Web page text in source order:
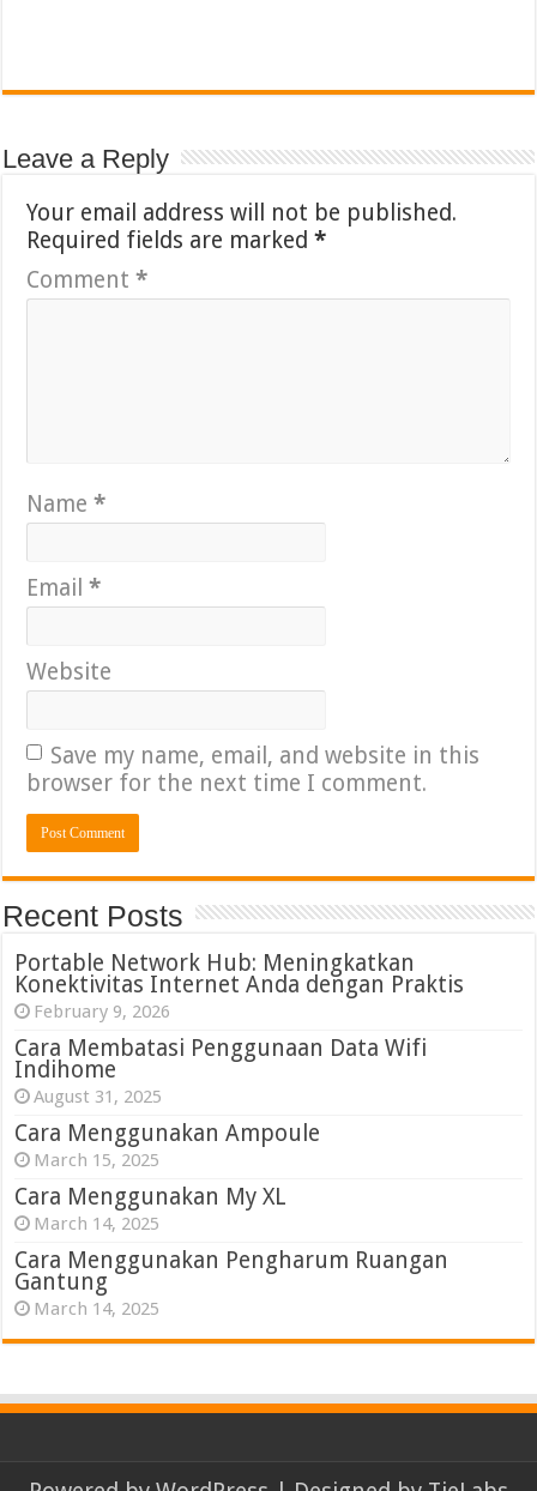
Leave a Reply
Your email address will not be published.
Required fields are marked*
Comment*
Name*
Email*
Website
Save my name, email, and website in this
browser for the next time I comment.
Recent Posts
Portable Network Hub: Meningkatkan
Konektivitas Internet Anda dengan Praktis
February 9, 2026
Cara Membatasi Penggunaan Data Wifi
Indihome
August 31, 2025
Cara Menggunakan Ampoule
March 15, 2025
Cara Menggunakan My XL
March 14, 2025
Cara Menggunakan Pengharum Ruangan
Gantung
March 14, 2025